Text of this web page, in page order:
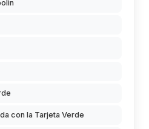
con la Tarjeta Verde